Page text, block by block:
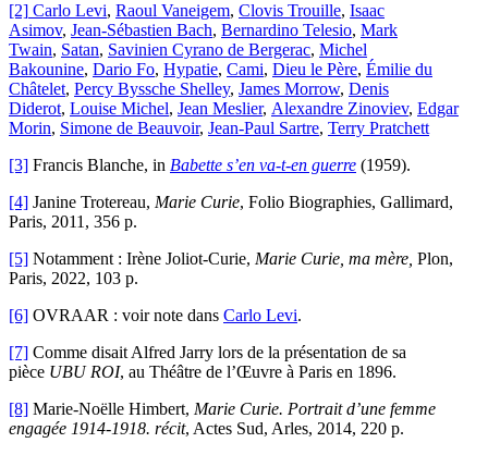
[2] Carlo Levi, Raoul Vaneigem, Clovis Trouille, Isaac
Asimov, Jean-Sébastien Bach, Bernardino Telesio, Mark
Twain, Satan, Savinien Cyrano de Bergerac, Michel
Bakounine, Dario Fo, Hypatie, Cami, Dieu le Père, Émilie du
Châtelet, Percy Byssche Shelley, James Morrow, Denis
Diderot, Louise Michel, Jean Meslier, Alexandre Zinoviev, Edgar
Morin, Simone de Beauvoir, Jean-Paul Sartre, Terry Pratchett
[3] Francis Blanche, in Babette s’en va-t-en guerre (1959).
[4] Janine Trotereau, Marie Curie, Folio Biographies, Gallimard,
Paris, 2011, 356 p.
[5] Notamment : Irène Joliot-Curie, Marie Curie, ma mère, Plon,
Paris, 2022, 103 p.
[6] OVRAAR : voir note dans Carlo Levi.
[7] Comme disait Alfred Jarry lors de la présentation de sa
pièce UBU ROI, au Théâtre de l’Œuvre à Paris en 1896.
[8] Marie-Noëlle Himbert, Marie Curie. Portrait d’une femme
engagée 1914-1918. récit, Actes Sud, Arles, 2014, 220 p.